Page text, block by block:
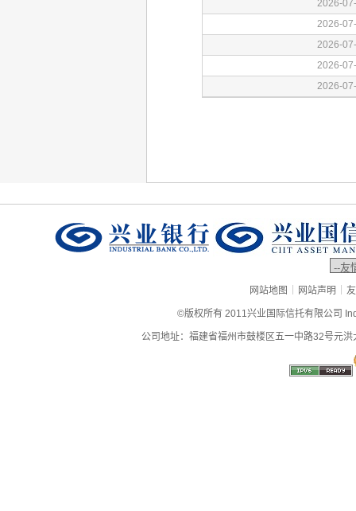
网站地图 | 网站声明 |
©版权所有 2011兴业国际信托有限公司
公司地址：福建省福州市鼓楼区五一中路32号元